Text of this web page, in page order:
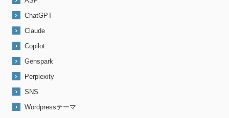
ChatGPT
Claude
Copilot
Genspark
Perplexity
SNS
Wordpressテーマ